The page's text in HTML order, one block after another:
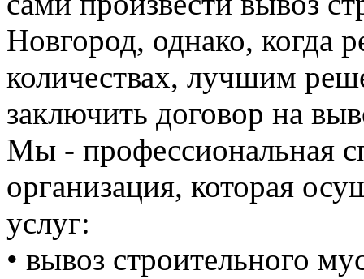
Новгород, однако, когда
количествах, лучшим
заключить договор на
Мы - профессиональная
организация, которая
услуг:
• вывоз строительного